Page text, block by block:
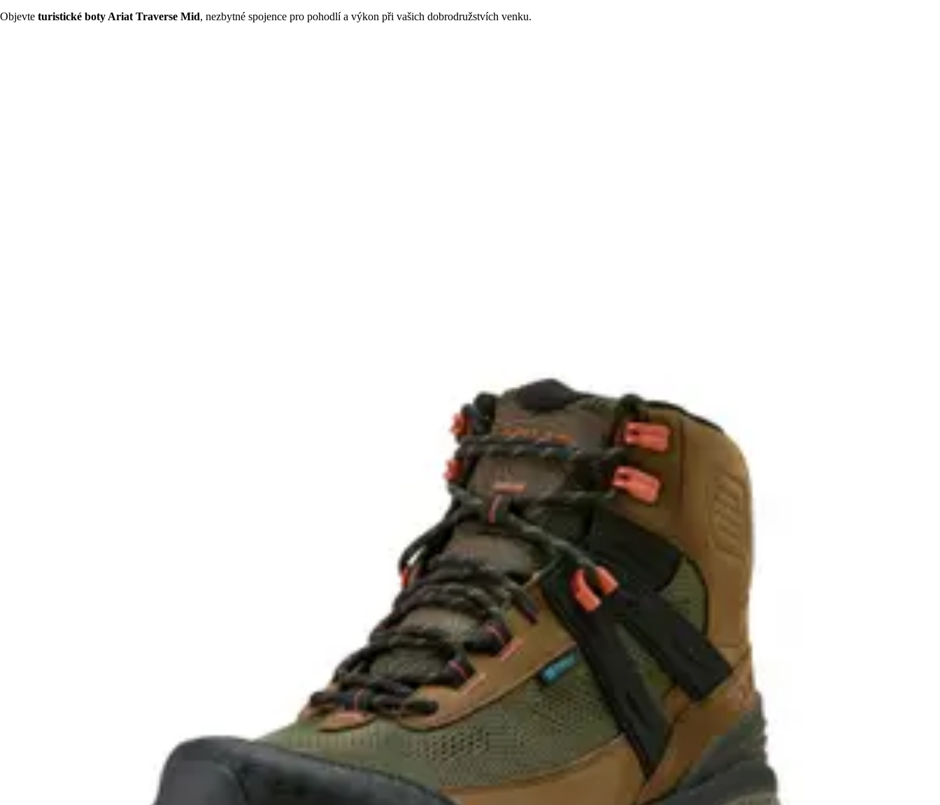
Objevte turistické boty Ariat Traverse Mid, nezbytné spojence pro pohodlí a výkon při vašich dobrodružstvích venku.